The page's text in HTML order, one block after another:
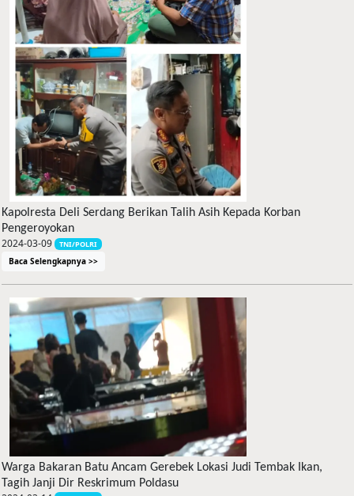
Kapolresta Deli Serdang Berikan Talih Asih Kepada Korban
Pengeroyokan
2024-03-09 TNI/POLRI
Baca Selengkapnya >>
Warga Bakaran Batu Ancam Gerebek Lokasi Judi Tembak Ikan,
Tagih Janji Dir Reskrimum Poldasu